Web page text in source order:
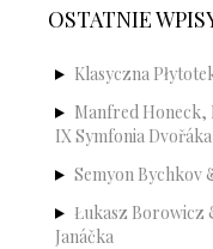
OSTATNIE
Klasyczna
Manfred
IX Symfonia Dvořáka
Semyon Bychkov
Łukasz Borowicz
Janáčka